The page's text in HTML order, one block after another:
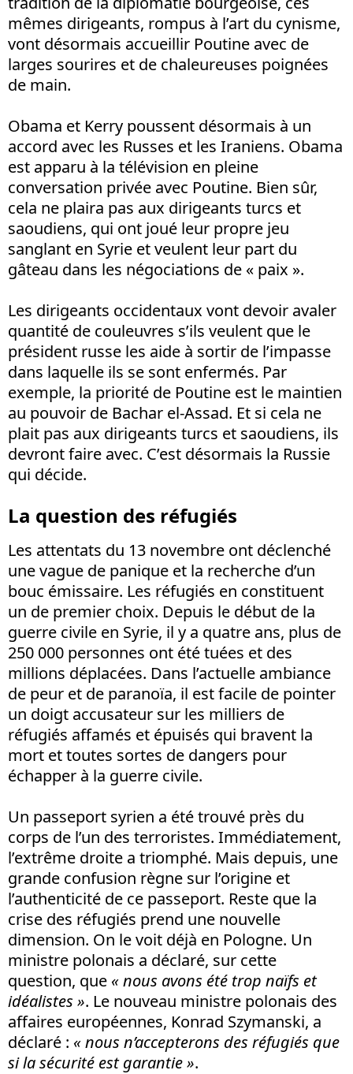
mêmes dirigeants, rompus à l’art du cynisme,
vont désormais accueillir Poutine avec de
larges sourires et de chaleureuses poignées
de main.
Obama et Kerry poussent désormais à un
accord avec les Russes et les Iraniens. Obama
est apparu à la télévision en pleine
conversation privée avec Poutine. Bien sûr,
cela ne plaira pas aux dirigeants turcs et
saoudiens, qui ont joué leur propre jeu
sanglant en Syrie et veulent leur part du
gâteau dans les négociations de « paix ».
Les dirigeants occidentaux vont devoir avaler
quantité de couleuvres s’ils veulent que le
président russe les aide à sortir de l’impasse
dans laquelle ils se sont enfermés. Par
exemple, la priorité de Poutine est le maintien
au pouvoir de Bachar el-Assad. Et si cela ne
plait pas aux dirigeants turcs et saoudiens, ils
devront faire avec. C’est désormais la Russie
qui décide.
La question des réfugiés
Les attentats du 13 novembre ont déclenché
une vague de panique et la recherche d’un
bouc émissaire. Les réfugiés en constituent
un de premier choix. Depuis le début de la
guerre civile en Syrie, il y a quatre ans, plus de
250 000 personnes ont été tuées et des
millions déplacées. Dans l’actuelle ambiance
de peur et de paranoïa, il est facile de pointer
un doigt accusateur sur les milliers de
réfugiés affamés et épuisés qui bravent la
mort et toutes sortes de dangers pour
échapper à la guerre civile.
Un passeport syrien a été trouvé près du
corps de l’un des terroristes. Immédiatement,
l’extrême droite a triomphé. Mais depuis, une
grande confusion règne sur l’origine et
l’authenticité de ce passeport. Reste que la
crise des réfugiés prend une nouvelle
dimension. On le voit déjà en Pologne. Un
ministre polonais a déclaré, sur cette
question, que « nous avons été trop naïfs et
idéalistes ». Le nouveau ministre polonais des
affaires européennes, Konrad Szymanski, a
déclaré : « nous n’accepterons des réfugiés que
si la sécurité est garantie ».